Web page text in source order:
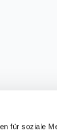
für soziale